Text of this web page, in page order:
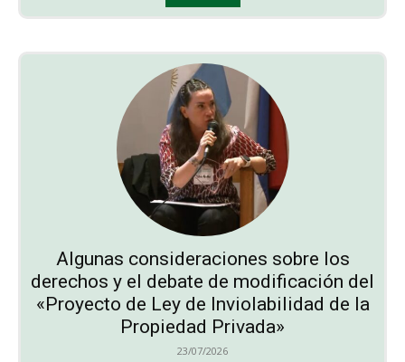
Algunas consideraciones sobre los
derechos y el debate de modificación del
«Proyecto de Ley de Inviolabilidad de la
Propiedad Privada»
23/07/2026